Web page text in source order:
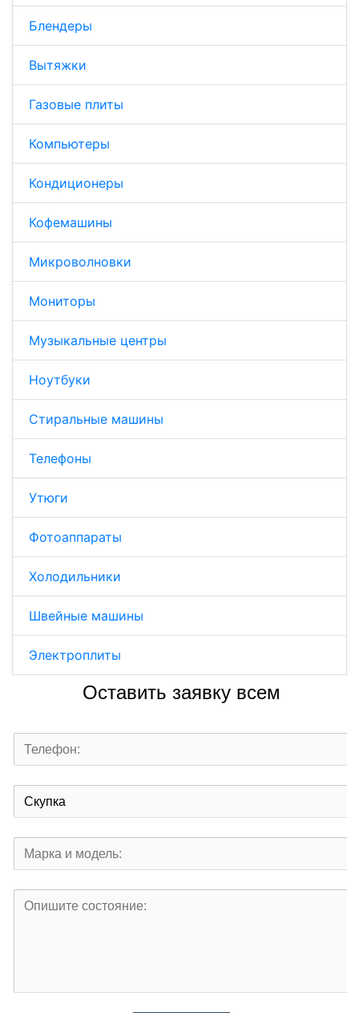
Блендеры
Вытяжки
Газовые плиты
Компьютеры
Кондиционеры
Кофемашины
Микроволновки
Мониторы
Музыкальные центры
Ноутбуки
Стиральные машины
Телефоны
Утюги
Фотоаппараты
Холодильники
Швейные машины
Электроплиты
Оставить заявку всем